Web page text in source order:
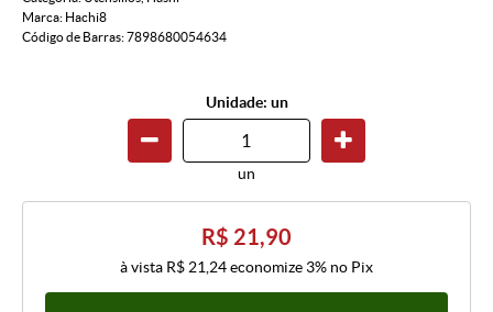
Marca: Hachi8
Código de Barras:7898680054634
Unidade: un
un
R$ 21,90
à vista R$ 21,24economize 3% no Pix